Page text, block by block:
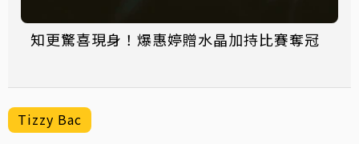
知更驚喜現身！爆惠婷贈水晶加持比賽奪冠
Tizzy Bac